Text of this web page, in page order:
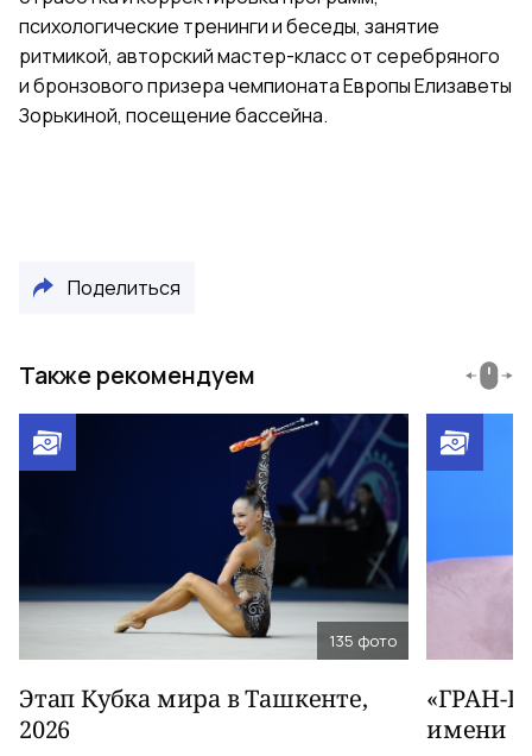
психологические тренинги и беседы, занятие
ритмикой, авторский мастер-класс от серебряного
и бронзового призера чемпионата Европы Елизаветы
Зорькиной, посещение бассейна.
Поделиться
Также рекомендуем
135 фото
Этап Кубка мира в Ташкенте,
2026
«ГРАН-
имени